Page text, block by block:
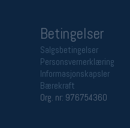
Betingelser
Salgsbetingelser
Personsvernerklæring
Informasjonskapsler
Bærekraft
Org. nr: 976754360